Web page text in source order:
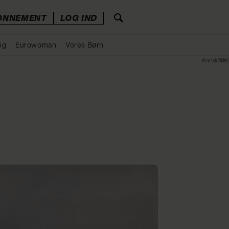
LOG IND
Eurowoman Vores Børn
Annonce